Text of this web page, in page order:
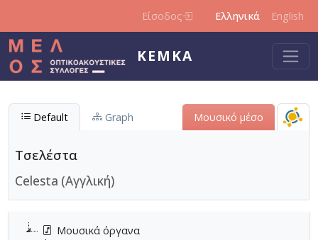
Είσοδος Ελληνικά English
ΚΕΜΚΑ
Default Graph Μουσικό μέσο
Τσελέστα
Celesta (Αγγλική)
Μουσικά όργανα